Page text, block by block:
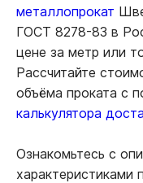
металлопрокат
ГОСТ 8278-83 в
цене за метр или
Рассчитайте
объёма проката с
калькулятора
Ознакомьтесь с